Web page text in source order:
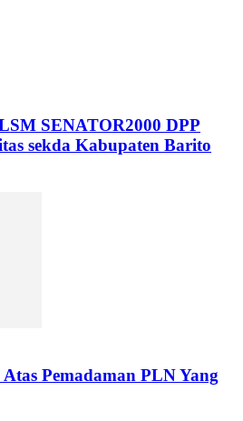
SENATOR2000 DPP
sekda Kabupaten Barito
Pemadaman PLN Yang